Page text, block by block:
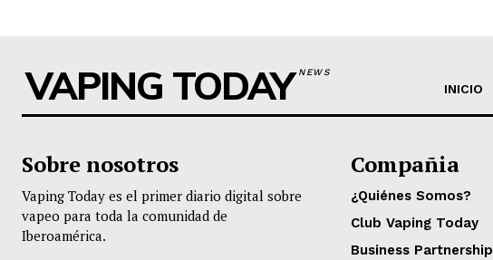
VAPING TODAYNEWS
INICIO
Sobre nosotros
Vaping Today es el primer diario digital sobre
vapeo para toda la comunidad de
Iberoamérica.
Compañia
¿Quiénes Somos?
Club Vaping Today
Business Partnership